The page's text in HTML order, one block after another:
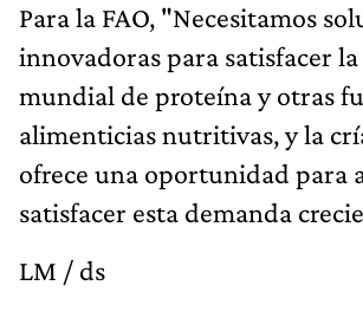
Para la FAO, "Necesitamos
innovadoras para satisfacer
mundial de proteína y otras
alimenticias nutritivas, y la
ofrece una oportunidad para
satisfacer esta demanda
LM / ds